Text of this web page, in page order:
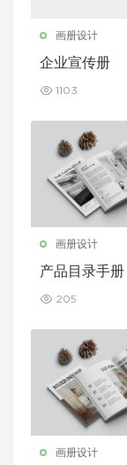
画册设计
企业宣传册
1103
画册设计
产品目录手册
205
画册设计